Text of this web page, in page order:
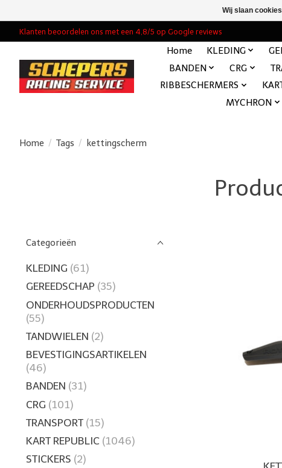
Klanten beoordelen ons met een 4,8/5 op Google reviews
Home KLEDING
BANDEN
CRG
RIBBESCHERMERS
MYCHRON
Home / Tags / kettingscherm
Categorieën
KLEDING (61)
GEREEDSCHAP (35)
ONDERHOUDSPRODUCTEN
(55)
TANDWIELEN (2)
BEVESTIGINGSARTIKELEN
(46)
BANDEN (31)
CRG (101)
TRANSPORT (15)
KART REPUBLIC (1046)
STICKERS (2)
Wij slaan